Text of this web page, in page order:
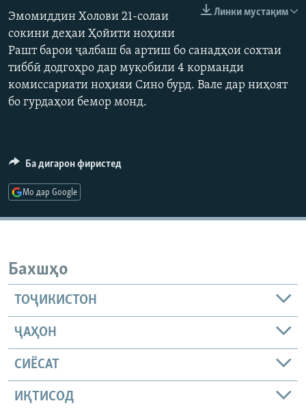
ГУЗОРИШҲОИ РАДИОӢ
Русский
ПАЙГИРӢ КУНЕД
Линки мустақим
Эмомиддин Холови 21-солаи
сокини деҳаи Ҳойити ноҳияи
Рашт барои ҷалбаш ба артиш бо санадҳои сохтаи
тиббӣ додгоҳро дар муқобили 4 корманди
комиссариати ноҳияи Сино бурд. Вале дар ниҳоят
бо гурдаҳои бемор монд.
Ба дигарон фиристед
Мо дар Google
Бахшҳо
ТОҶИКИСТОН
ҶАҲОН
СИЁСАТ
ИҚТИСОД